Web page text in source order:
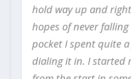
hold way up and
hopes of never
pocket I spent quite
dialing it in. I started